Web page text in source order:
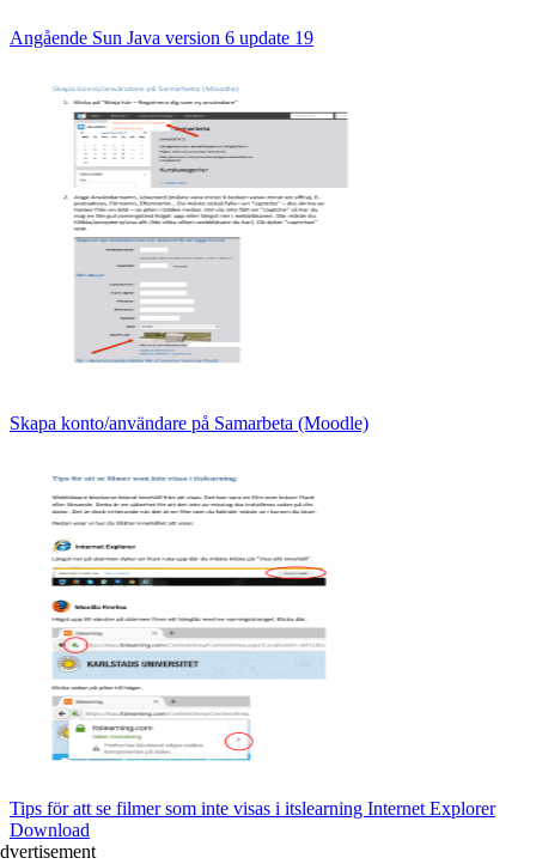
Angående Sun Java version 6 update 19
Skapa konto/användare på Samarbeta (Moodle)
Tips för att se filmer som inte visas i itslearning Internet Explorer
Download